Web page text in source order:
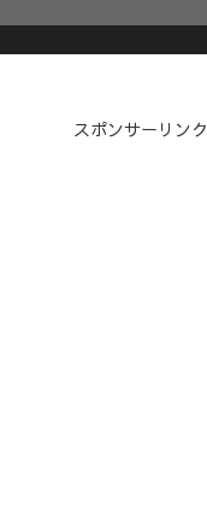
スポンサーリンク